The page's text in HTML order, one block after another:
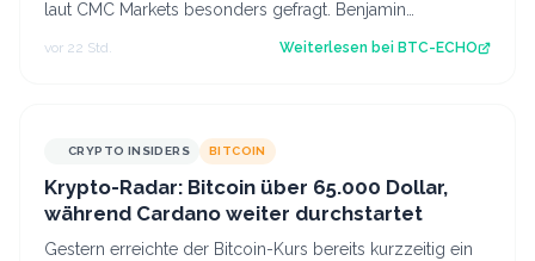
laut CMC Markets besonders gefragt. Benjamin
vor 22 Std. Weiterlesen bei BTC-ECHO
CRYPTO INSIDERS BITCOIN
Krypto-Radar: Bitcoin über 65.000 Dollar,
während Cardano weiter durchstartet
Gestern erreichte der Bitcoin-Kurs bereits kurzzeitig ein